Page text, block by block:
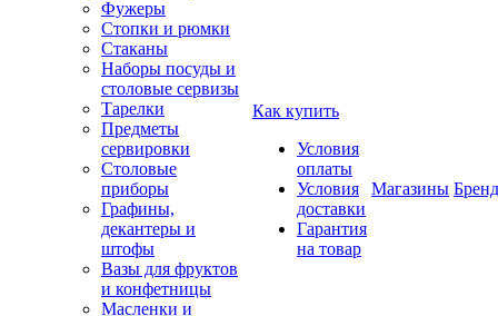
Фужеры
Стопки и рюмки
Стаканы
Наборы посуды и
столовые сервизы
Тарелки
Предметы
сервировки
Столовые
приборы
Графины,
декантеры и
штофы
Вазы для фруктов
и конфетницы
Масленки и
Как купить
Условия
оплаты
Условия
доставки
Гарантия
на товар
Магазины